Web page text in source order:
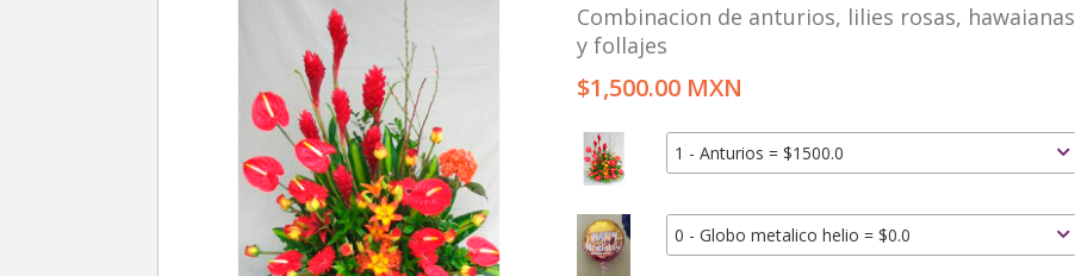
Combinacion de anturios, lilies rosas, hawaianas
y follajes
$1,500.00 MXN
1 - Anturios = $1500.0
0 - Globo metalico helio = $0.0